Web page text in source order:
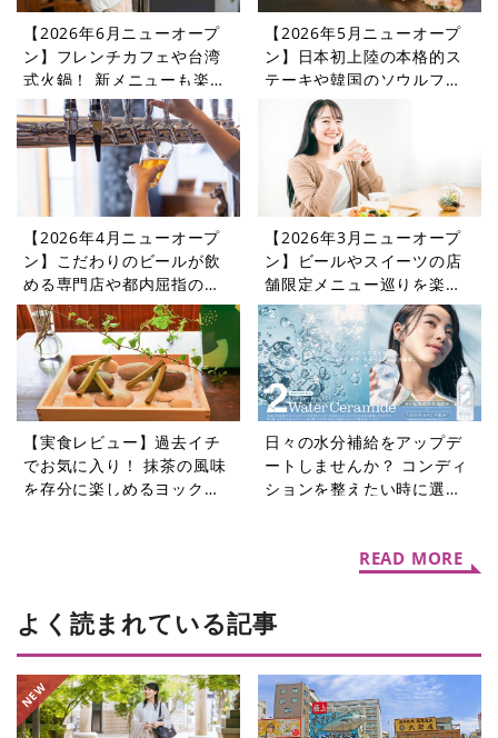
【2026年6月ニューオープ
ン】フレンチカフェや台湾
式火鍋！ 新メニューも楽し
めるレストランやカフェを
紹介
【2026年5月ニューオープ
ン】日本初上陸の本格的ス
テーキや韓国のソウルフー
ドを楽しめるレストランや
カフェをご紹介
【2026年4月ニューオープ
ン】こだわりのビールが飲
める専門店や都内屈指の憩
いの場に登場するカフェ・
レストラン5選
【2026年3月ニューオープ
ン】ビールやスイーツの店
舗限定メニュー巡りを楽し
めるレストランやカフェを
紹介
【実食レビュー】過去イチ
でお気に入り！ 抹茶の風味
を存分に楽しめるヨックモ
日々の水分補給をアップデ
ートしませんか？ コンディ
ションを整えたい時に選び
READ MORE
よく読まれている記事